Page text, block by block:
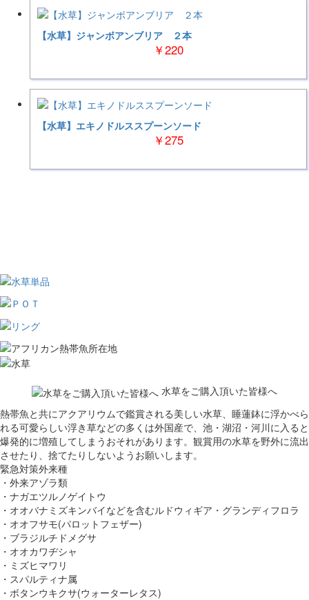
【水草】ジャンボアンブリア ２本
￥220
【水草】エキノドルススプーンソード
￥275
水草をご購入頂いた皆様へ
熱帯魚と共にアクアリウムで鑑賞される美しい水草、睡蓮鉢に浮かべら
れる可愛らしい浮き草などの多くは外国産で、池・湖沼・河川に入ると
爆発的に増殖してしまうおそれがあります。観賞用の水草を野外に流出
させたり、捨てたりしないようお願いします。
緊急対策外来種
・外来アゾラ類
・ナガエツルノゲイトウ
・オオバナミズキンバイなどを含むルドウィギア・グランディフロラ
・オオフサモ(パロットフェザー)
・ブラジルチドメグサ
・オオカワヂシャ
・ミズヒマワリ
・スパルティナ属
・ボタンウキクサ(ウォーターレタス)